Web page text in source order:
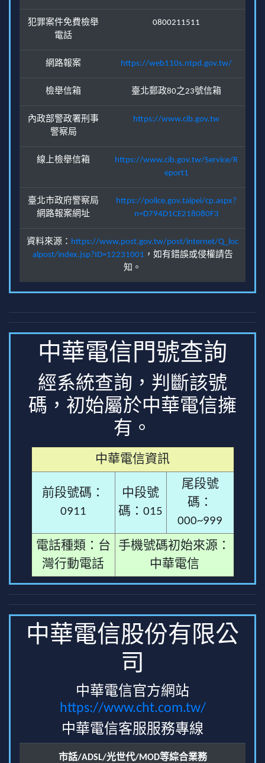
犯罪案件免費檢舉
電話
0800211511
網路報案 https://web110s.ntpd.gov.tw/
檢舉信箱 臺北郵政80之23號信箱
內政部警政署刑事
警察局
https://www.cib.gov.tw
線上檢舉信箱
https://www.cib.gov.tw/Service/R
eport1
臺北市政府警察局
網路報案網址
https://police.gov.taipei/cp.aspx?
n=D794D1CE218080F3
資料來源： https://www.post.gov.tw/post/internet/Q_loc
alpost/index.jsp?ID=12231001 ，如有錯誤或侵權請告
知。
中華電信門號查詢
經系統查詢，判斷該號
碼，初始屬於中華電信擁
有。
中華電信資訊
前段號碼：
0911
中段號
碼：015
尾段號
碼：
000~999
電話種類：台
灣行動電話
手機號碼初始來源：
中華電信
中華電信股份有限公
司
中華電信官方網站
https://www.cht.com.tw/
中華電信客服服務專線
市話/ADSL/光世代/MOD等綜合業務